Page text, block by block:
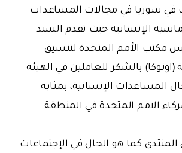
في سوريا في مجالات المساعدات
الإنسانية حيث تقدم السيد
مكتب الأمم المتحدة لتنسيق
(اونوكا) بالشكر للعاملين في الهيئة
المساعدات الإنسانية، بمثابة
الامم المتحدة في المنطقة
كما هو الحال في الإجتماعات